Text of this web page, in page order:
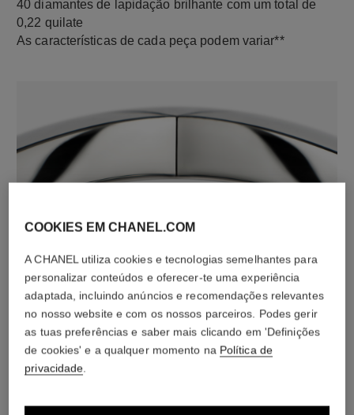
40 diamantes de lapidação brilhante com um total de
0,22 quilate
As características de cada peça podem variar**
Ouro branco de 18 quilates
COOKIES EM CHANEL.COM
A CHANEL utiliza cookies e tecnologias semelhantes para
personalizar conteúdos e oferecer-te uma experiência
adaptada, incluindo anúncios e recomendações relevantes
no nosso website e com os nossos parceiros. Podes gerir
as tuas preferências e saber mais clicando em 'Definições
de cookies' e a qualquer momento na Política de
privacidade.